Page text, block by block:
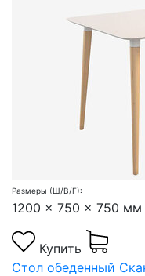
Размеры (Ш/В/Г):
1200 x 750 x 750 мм
Купить
Стол обеденный